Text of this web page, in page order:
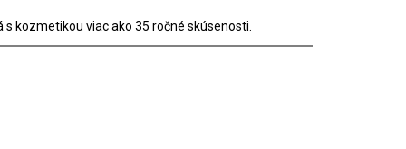
kozmetikou viac ako 35 ročné skúsenosti.